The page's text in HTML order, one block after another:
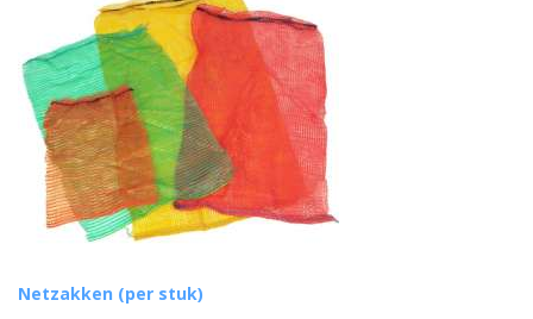
Netzakken (per stuk)